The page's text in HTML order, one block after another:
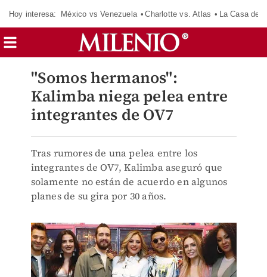
Hoy interesa: México vs Venezuela Charlotte vs. Atlas La Casa de
"Somos hermanos":
Kalimba niega pelea entre
integrantes de OV7
Tras rumores de una pelea entre los
integrantes de OV7, Kalimba aseguró que
solamente no están de acuerdo en algunos
planes de su gira por 30 años.